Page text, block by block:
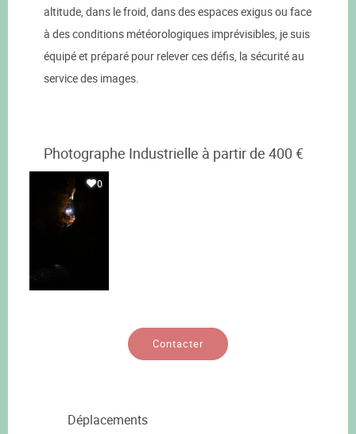
altitude, dans le froid, dans des espaces exigus ou face
à des conditions météorologiques imprévisibles, je suis
équipé et préparé pour relever ces défis, la sécurité au
service des images.
Photographe Industrielle à partir de 400 €
0
Contacter
Déplacements